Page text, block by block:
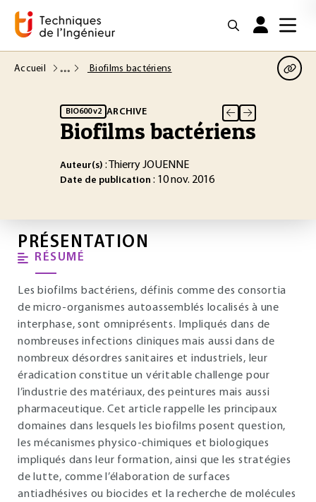
Accueil Biofilms bactériens
BIO600 v2 ARCHIVE
Biofilms bactériens
Auteur(s) : Thierry JOUENNE
Date de publication : 10 nov. 2016
PRÉSENTATION
RÉSUMÉ
Les biofilms bactériens, définis comme des consortia
de micro-organismes autoassemblés localisés à une
interphase, sont omniprésents. Impliqués dans de
nombreuses infections cliniques mais aussi dans de
nombreux désordres sanitaires et industriels, leur
éradication constitue un véritable challenge pour
l’industrie des matériaux, des peintures mais aussi
pharmaceutique. Cet article rappelle les principaux
domaines dans lesquels les biofilms posent question,
les mécanismes physico-chimiques et biologiques
impliqués dans leur formation, ainsi que les stratégies
de lutte, comme l’élaboration de surfaces
antiadhésives ou biocides et la recherche de molécules